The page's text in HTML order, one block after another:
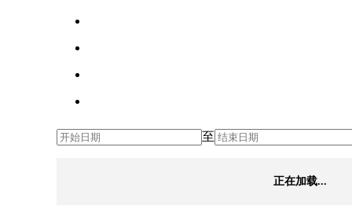
至
正在加载...